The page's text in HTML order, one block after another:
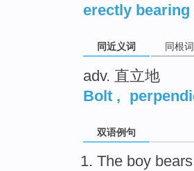
erectly bearing
同近义词 同根词
adv. 直立地
Bolt ,
双语例句
The boy